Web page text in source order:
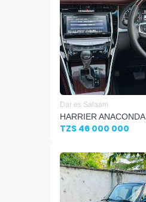
Dar es Salaam
HARRIER ANACONDA
TZS 46 000 000